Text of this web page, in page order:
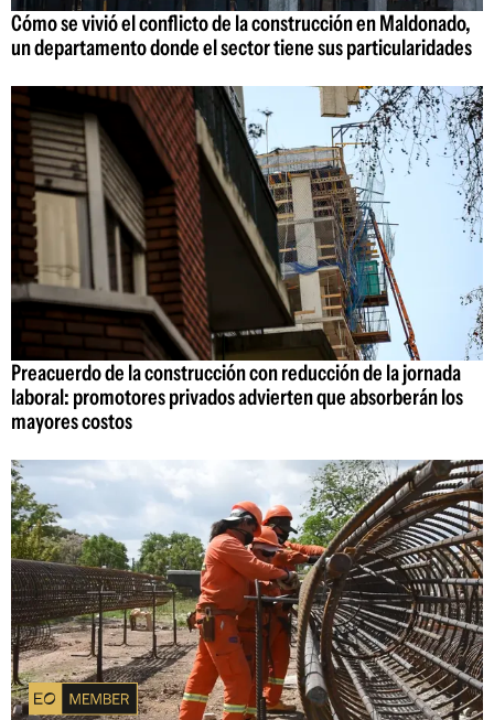
Cómo se vivió el conflicto de la construcción en Maldonado,
un departamento donde el sector tiene sus particularidades
Preacuerdo de la construcción con reducción de la jornada
laboral: promotores privados advierten que absorberán los
mayores costos